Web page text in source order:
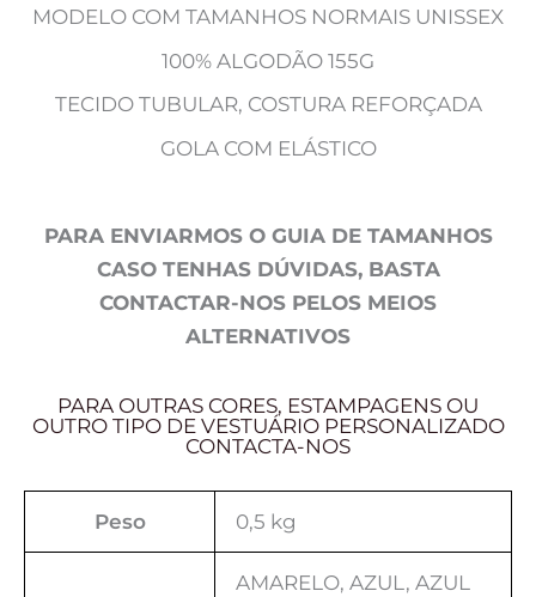
MODELO COM TAMANHOS NORMAIS UNISSEX
100% ALGODÃO 155G
TECIDO TUBULAR, COSTURA REFORÇADA
GOLA COM ELÁSTICO
PARA ENVIARMOS O GUIA DE TAMANHOS
CASO TENHAS DÚVIDAS, BASTA
CONTACTAR-NOS PELOS MEIOS
ALTERNATIVOS
PARA OUTRAS CORES, ESTAMPAGENS OU
OUTRO TIPO DE VESTUÁRIO PERSONALIZADO
CONTACTA-NOS
Peso 0,5 kg
AMARELO, AZUL, AZUL